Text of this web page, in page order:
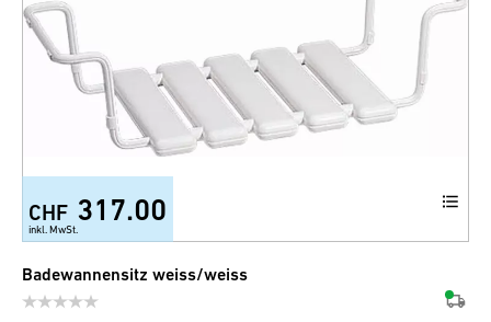
CHF 317.00
inkl. MwSt.
Badewannensitz weiss/weiss